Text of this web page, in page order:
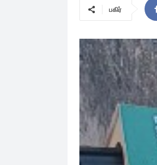
பகிர்